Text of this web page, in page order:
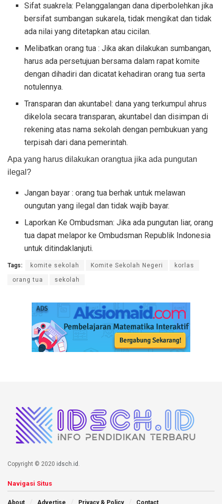
Sifat suakrela: Pelanggalangan dana diperbolehkan jika
bersifat sumbangan sukarela, tidak mengikat dan tidak
ada nilai yang ditetapkan atau cicilan.
Melibatkan orang tua : Jika akan dilakukan sumbangan,
harus ada persetujuan bersama dalam rapat komite
dengan dihadiri dan dicatat kehadiran orang tua serta
notulennya.
Transparan dan akuntabel: dana yang terkumpul ahrus
dikelola secara transparan, akuntabel dan disimpan di
rekening atas nama sekolah dengan pembukuan yang
terpisah dari dana pemerintah.
Apa yang harus dilakukan orangtua jika ada pungutan
ilegal?
Jangan bayar : orang tua berhak untuk melawan
oungutan yang ilegal dan tidak wajib bayar.
Laporkan Ke Ombudsman: Jika ada pungutan liar, orang
tua dapat melapor ke Ombudsman Republik Indonesia
untuk ditindaklanjuti.
Tags: komite sekolah Komite Sekolah Negeri korlas
orang tua sekolah
Copyright © 2020 idsch.id
Navigasi Situs
About Advertise Privacy & Policy Contact